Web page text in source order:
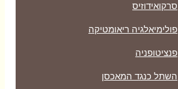
סרקואידוזיס
פולימיאלגיה ריאומטיקה
‏פנציטופניה
השתל כנגד המאכסן